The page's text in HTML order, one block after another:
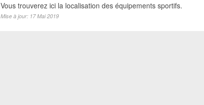
Vous trouverez ici la localisation des équipements sportifs.
Mise à jour: 17 Mai 2019